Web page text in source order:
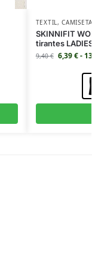
TEXTIL,
SKINNIFIT
tirantes
9,40€ 6,39€-